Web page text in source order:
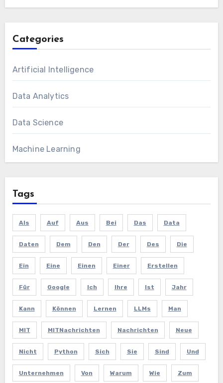
Categories
Artificial Intelligence
Data Analytics
Data Science
Machine Learning
Tags
Als Auf Aus Bei Das Data
Daten Dem Den Der Des Die
Ein Eine Einen Einer Erstellen
Für Google Ich Ihre Ist Jahr
Kann Können Lernen LLMs Man
MIT MITNachrichten Nachrichten Neue
Nicht Python Sich Sie Sind Und
Unternehmen Von Warum Wie Zum